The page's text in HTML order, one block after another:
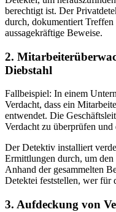
berechtigt ist. Der
durch, dokumentiert
aussagekräftige Beweise.
2.
Diebstahl
Fallbeispiel: In einem
Verdacht, dass ein
entwendet. Die
Verdacht zu überprüfen
Der Detektiv installiert
Ermittlungen durch, um
Anhand der gesammelten
Detektei feststellen, wer für
3. Aufdeckung von